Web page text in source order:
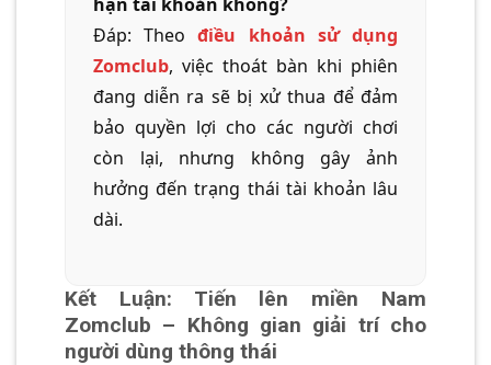
Đáp: Theođiều khoản sử dụng
Zomclub, việc thoát bàn khi phiên
đang diễn ra sẽ bị xử thua để đảm
bảo quyền lợi cho các người chơi
còn lại, nhưng không gây ảnh
hưởng đến trạng thái tài khoản lâu
dài.
Kết Luận: Tiến lên miền Nam
Zomclub – Không gian giải trí cho
người dùng thông thái